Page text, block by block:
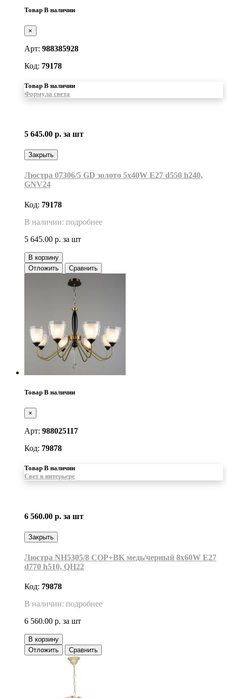
Товар В наличии
×
Арт: 988385928
Код: 79178
Товар В наличии
Формула света
5 645.00 р. за шт
Закрыть
Люстра 07306/5 GD золото 5x40W E27 d550 h240,
GNV24
Код: 79178
В наличии: подробнее
5 645.00 р. за шт
В корзину
Отложить
Сравнить
Товар В наличии
×
Арт: 988025117
Код: 79878
Товар В наличии
Свет в интерьере
6 560.00 р. за шт
Закрыть
Люстра NH5305/8 COP+BK медь/черный 8х60W E27
d770 h510, QH22
Код: 79878
В наличии: подробнее
6 560.00 р. за шт
В корзину
Отложить
Сравнить